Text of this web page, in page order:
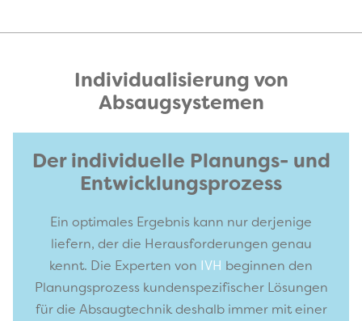
Individualisierung von
Absaugsystemen
Der individuelle Planungs- und
Entwicklungsprozess
Ein optimales Ergebnis kann nur derjenige
liefern, der die Herausforderungen genau
kennt. Die Experten von IVH beginnen den
Planungsprozess kundenspezifischer Lösungen
für die Absaugtechnik deshalb immer mit einer